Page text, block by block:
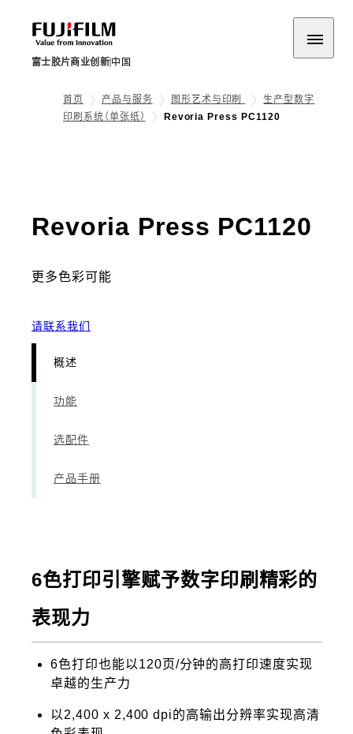
富士胶片商业创新 中国
首页 产品与服务 图形艺术与印刷
生产型数字
印刷系统（单张纸）
Revoria Press PC1120
Revoria Press PC1120
更多色彩可能
请联系我们
概述
功能
选配件
产品手册
6色打印引擎赋予数字印刷精彩的
表现力
6色打印也能以120页/分钟的高打印速度实现
卓越的生产力
以2,400 x 2,400 dpi的高输出分辨率实现高清